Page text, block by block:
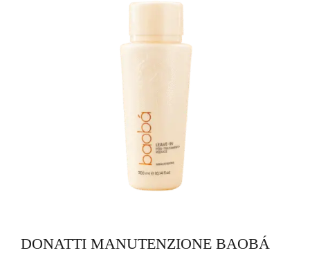
DONATTI MANUTENZIONE BAOBÁ